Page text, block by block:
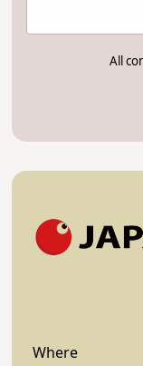
All
Where